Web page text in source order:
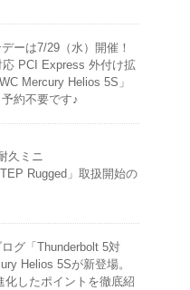
ーは7/29（水）開催！
応 PCI Express 外付け拡
Mercury Helios 5S」
約不要です♪
久ミニ
Rugged」取扱開始の
グ「Thunderbolt 5対
Helios 5Sが新登場。
化したポイントを徹底紹